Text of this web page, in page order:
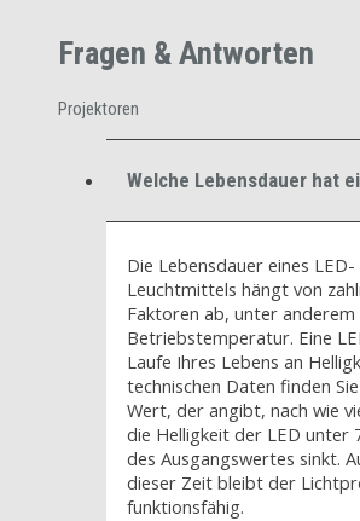
Fragen & Antworten
Projektoren
Welche Lebensdauer hat
Die Lebensdauer eines LED-
Leuchtmittels hängt von
Faktoren ab, unter
Betriebstemperatur. Eine
Laufe Ihres Lebens an
technischen Daten finden
Wert, der angibt, nach wie
die Helligkeit der LED unter
des Ausgangswertes sinkt.
dieser Zeit bleibt der
funktionsfähig.